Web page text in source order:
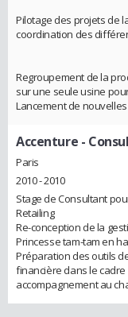
Pilotage des projets de
coordination des
Regroupement de la
sur une seule usine
Lancement de
Accenture -
Paris
2010 - 2010
Stage de Consultant
Retailing
Re-conception de la
Princesse tam-tam en
Préparation des outils
financière dans le cadre
accompagnement au